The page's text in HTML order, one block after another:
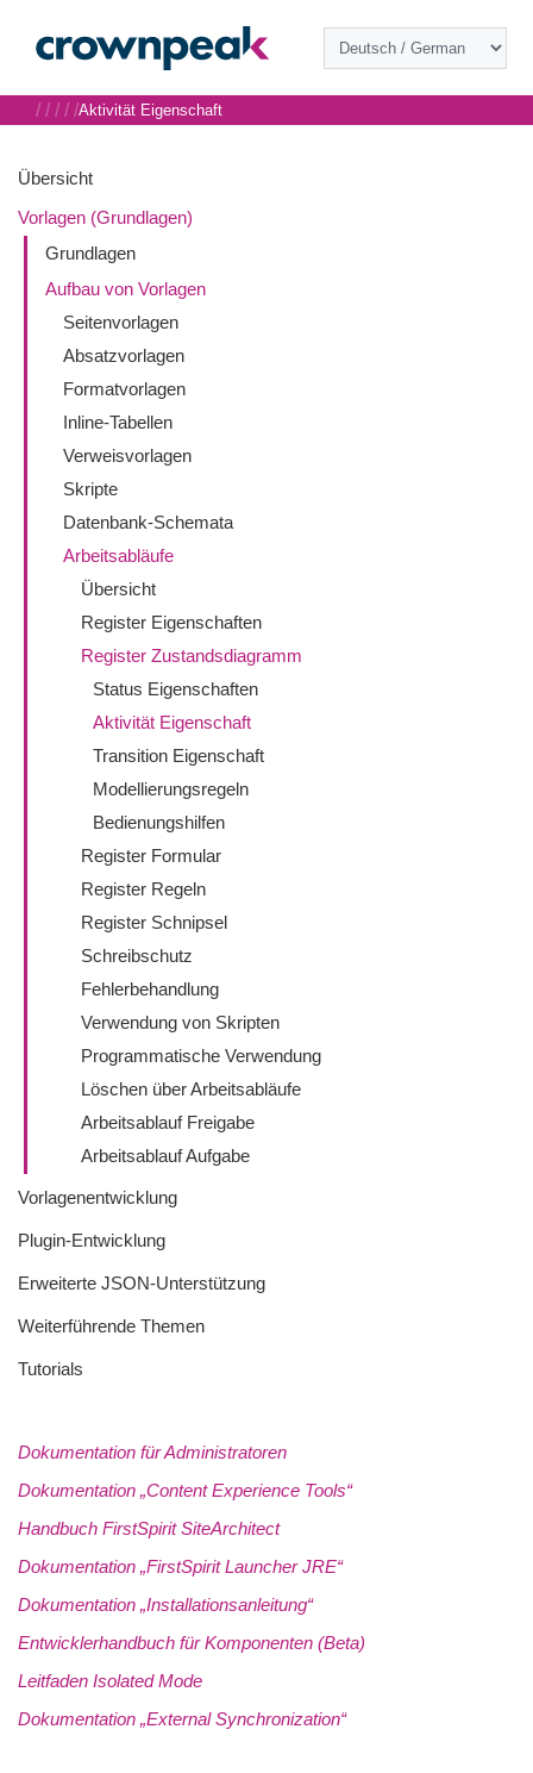
Übersicht
Vorlagen (Grundlagen)
Grundlagen
Aufbau von Vorlagen
Seitenvorlagen
Absatzvorlagen
Formatvorlagen
Inline-Tabellen
Verweisvorlagen
Skripte
Datenbank-Schemata
Arbeitsabläufe
Übersicht
Register Eigenschaften
Register Zustandsdiagramm
Status Eigenschaften
Aktivität Eigenschaft
Transition Eigenschaft
Modellierungsregeln
Bedienungshilfen
Register Formular
Register Regeln
Register Schnipsel
Schreibschutz
Fehlerbehandlung
Verwendung von Skripten
Programmatische Verwendung
Löschen über Arbeitsabläufe
Arbeitsablauf Freigabe
Arbeitsablauf Aufgabe
Vorlagenentwicklung
Plugin-Entwicklung
Erweiterte JSON-Unterstützung
Weiterführende Themen
Tutorials
Dokumentation für Administratoren
Dokumentation „Content Experience Tools“
Handbuch FirstSpirit SiteArchitect
Dokumentation „FirstSpirit Launcher JRE“
Dokumentation „Installationsanleitung“
Entwicklerhandbuch für Komponenten (Beta)
Leitfaden Isolated Mode
Dokumentation „External Synchronization“
/ / / / /Aktivität Eigenschaft